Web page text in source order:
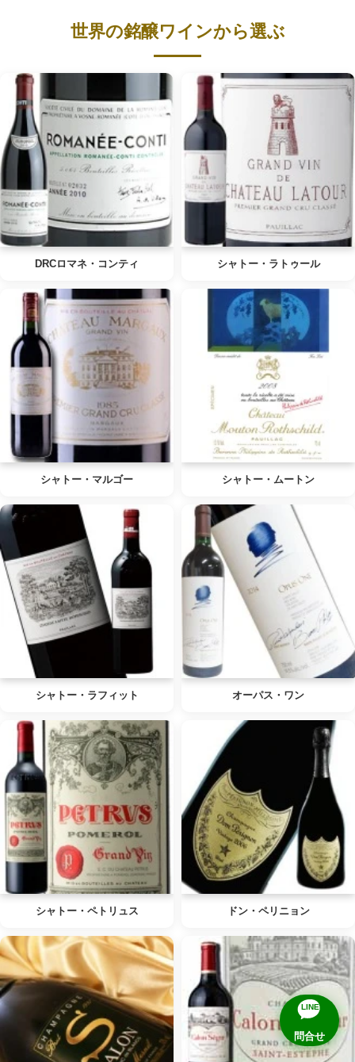
世界の銘醸ワインから選ぶ
DRCロマネ・コンティ シャトー・ラトゥール
シャトー・マルゴー シャトー・ムートン
シャトー・ラフィット オーパス・ワン
シャトー・ペトリュス ドン・ペリニョン
LINE
問合せ